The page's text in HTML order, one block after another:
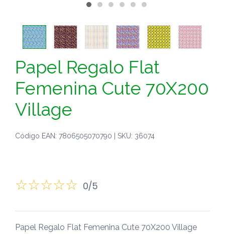
Papel Regalo Flat
Femenina Cute 70X200
Village
Código EAN: 7806505070790 | SKU: 36074
0/5
Papel Regalo Flat Femenina Cute 70X200 Village